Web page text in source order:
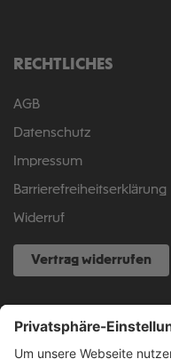
RECHTLICHES
AGB
Datenschutz
Impressum
Barrierefreiheitserklärung
Widerruf
Vertrag widerrufen
NOCH FRAGEN?